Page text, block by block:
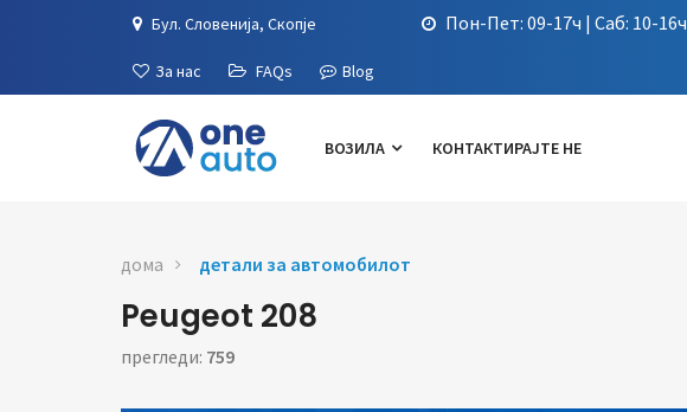
Бул. Словенија, Скопје Пон-Пет: 09-17ч | Саб: 10-16ч
За нас FAQs Blog
ВОЗИЛА КОНТАКТИРАЈТЕ НЕ
дома детали за автомобилот
Peugeot 208
прегледи: 759